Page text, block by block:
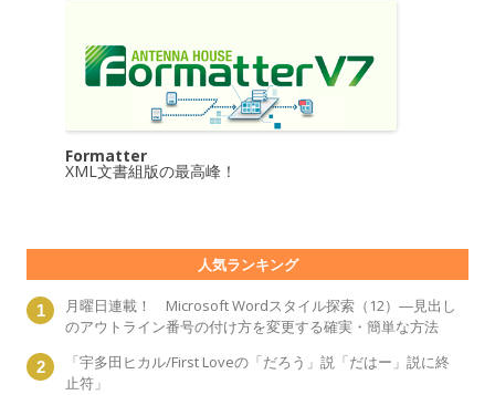
Formatter
XML文書組版の最高峰！
人気ランキング
月曜日連載！ Microsoft Wordスタイル探索（12）―見出し
のアウトライン番号の付け方を変更する確実・簡単な方法
「宇多田ヒカル/First Loveの「だろう」説「だはー」説に終
止符」